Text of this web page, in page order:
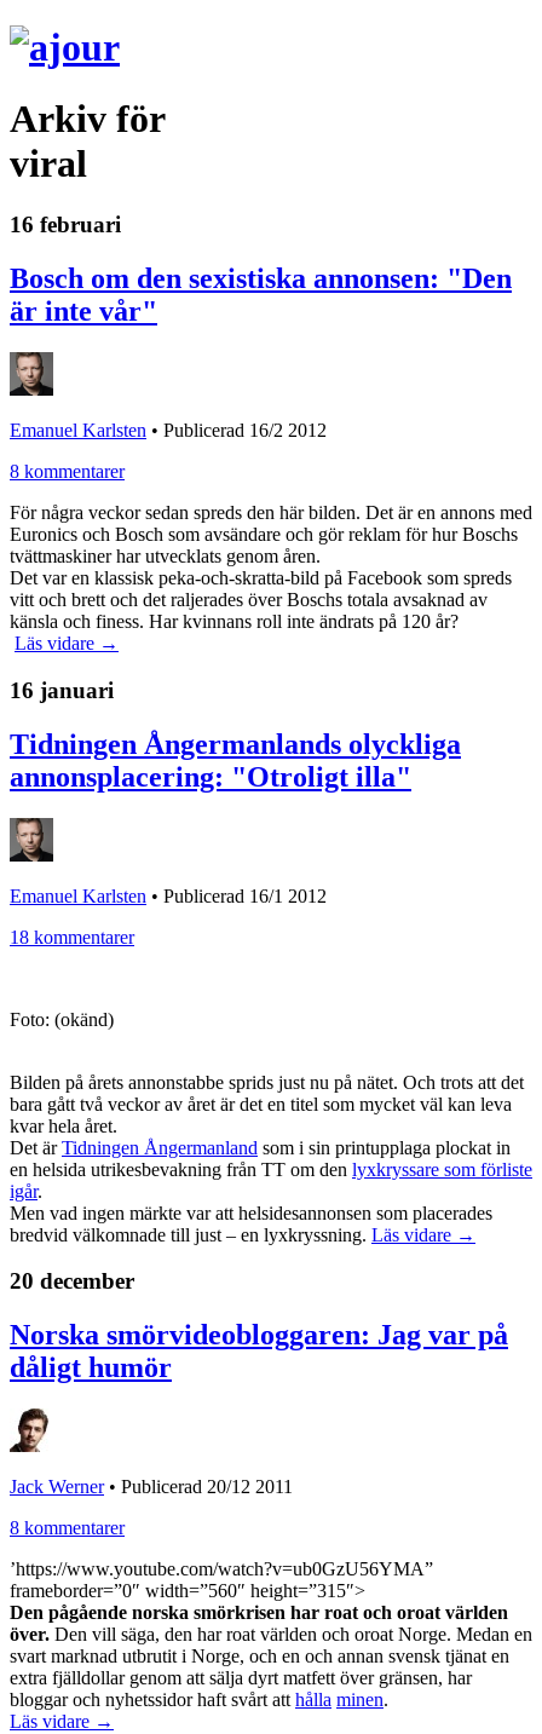
Arkiv för
viral
16 februari
Bosch om den sexistiska annonsen: "Den
är inte vår"
Emanuel Karlsten • Publicerad 16/2 2012
8 kommentarer
För några veckor sedan spreds den här bilden. Det är en annons med
Euronics och Bosch som avsändare och gör reklam för hur Boschs
tvättmaskiner har utvecklats genom åren.
Det var en klassisk peka-och-skratta-bild på Facebook som spreds
vitt och brett och det raljerades över Boschs totala avsaknad av
känsla och finess. Har kvinnans roll inte ändrats på 120 år?
Läs vidare →
16 januari
Tidningen Ångermanlands olyckliga
annonsplacering: "Otroligt illa"
Emanuel Karlsten • Publicerad 16/1 2012
18 kommentarer
Foto: (okänd)
Bilden på årets annonstabbe sprids just nu på nätet. Och trots att det
bara gått två veckor av året är det en titel som mycket väl kan leva
kvar hela året.
Det ärTidningen Ångermanland som i sin printupplaga plockat in
en helsida utrikesbevakning från TT om den lyxkryssare som förliste
igår.
Men vad ingen märkte var att helsidesannonsen som placerades
bredvid välkomnade till just – en lyxkryssning. Läs vidare →
20 december
Norska smörvideobloggaren: Jag var på
dåligt humör
Jack Werner• Publicerad 20/12 2011
8 kommentarer
’https://www.youtube.com/watch?v=ub0GzU56YMA”
frameborder=”0″ width=”560″ height=”315″>
Den pågående norska smörkrisen har roat och oroat världen
över. Den vill säga, den har roat världen och oroat Norge. Medan en
svart marknad utbrutit i Norge, och en och annan svensk tjänat en
extra fjälldollar genom att sälja dyrt matfett över gränsen, har
bloggar och nyhetssidor haft svårt att hålla minen.
Läs vidare →